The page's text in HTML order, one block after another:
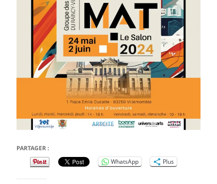
PARTAGER :
WhatsApp
Plus